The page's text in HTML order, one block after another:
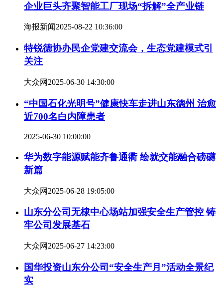
企业巨头齐聚智能工厂现场“拆解”全产业链
海报新闻2025-08-22 10:36:00
特锐德协办民企党建交流会，生态党建模式引
关注
大众网 2025-06-30 14:30:00
“中国石化光明号”健康快车走进山东德州 治愈
近700名白内障患者
2025-06-30 10:00:00
华为数字能源赋能齐鲁通衢 绘就交能融合磅礴
新篇
大众网 2025-06-28 19:05:00
山东分公司无棣中心场站加强安全生产管控 铸
牢公司发展基石
大众网 2025-06-27 14:23:00
国华投资山东分公司“安全生产月”活动全景纪
实